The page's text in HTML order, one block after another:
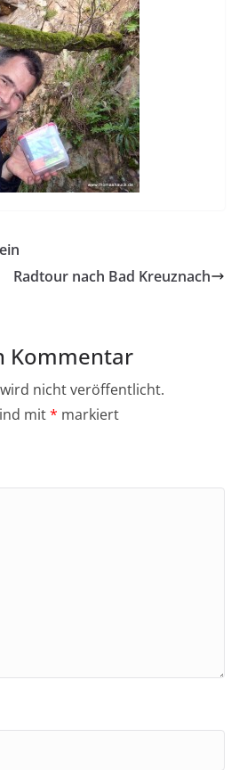
Radtour nach Bad Kreuznach
Kommentar
nicht veröffentlicht.
mit* markiert